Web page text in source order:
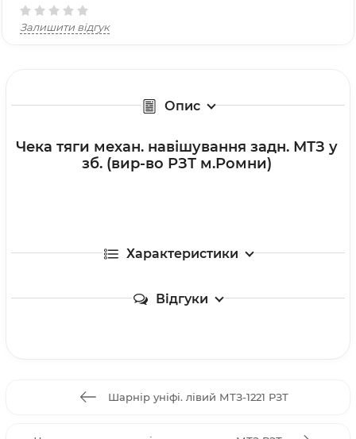
Залишити відгук
Опис
Чека тяги механ. навішування задн. МТЗ у
зб. (вир-во РЗТ м.Ромни)
Характеристики
Відгуки
Шарнір уніфі. лівий МТЗ-1221 РЗТ